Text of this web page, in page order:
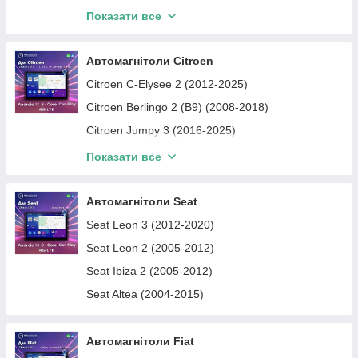
Kia Ceed 1 (ED) (2006-2012)
Kia Rio 4 (2017-2023)
Kia Sportage 4 (QL) (2016-2021)
Автомагнітоли Kia Optima / K5
BMW X6
BMW 4 Series
BMW 7 Series
BMW X1
BMW X3
BMW X4
BMW X2
BMW 6 Series
Автомагнітоли BMW Z4
Показати все
Автомагнітоли Citroen
Citroen C-Elysee 2 (2012-2025)
Citroen Berlingo 2 (B9) (2008-2018)
Citroen Jumpy 3 (2016-2025)
Citroen C4 1 (2004-2010)
Citroen Berlingo 3 (2018-2026)
Citroen C5 2 (2007-2017)
Показати все
Автомагнітоли Seat
Seat Leon 3 (2012-2020)
Seat Leon 2 (2005-2012)
Seat Ibiza 2 (2005-2012)
Seat Altea (2004-2015)
Автомагнітоли Fiat